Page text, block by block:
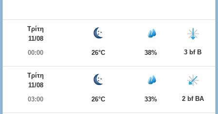
Τρίτη
11/08
00:00
26°C 38% 3 bf Β
Τρίτη
11/08
03:00
26°C 33% 2 bf ΒΑ